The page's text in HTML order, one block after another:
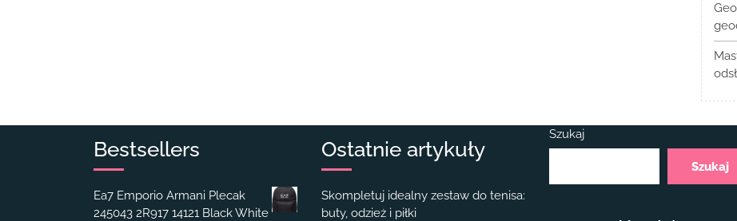
Bestsellers
Ea7 Emporio Armani Plecak
245043 2R917 14121 Black White
Ostatnie artykuły
Skompletuj idealny zestaw do tenisa:
buty, odzież i piłki
Szukaj
Szukaj